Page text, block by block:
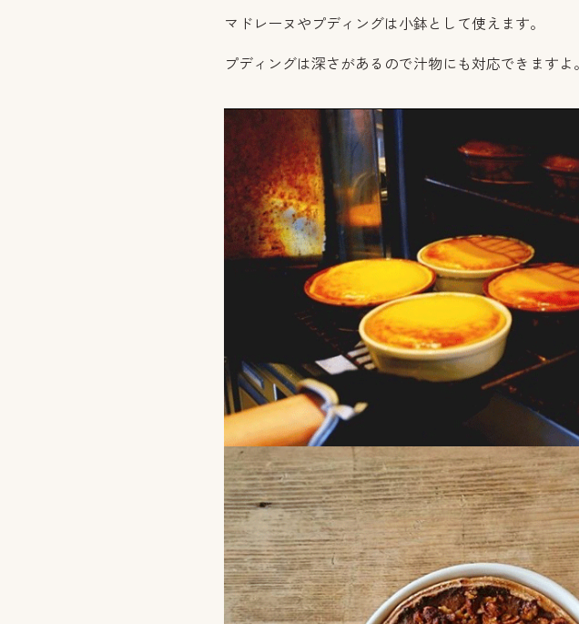
マドレーヌやプディングは小鉢として使えます。
プディングは深さがあるので汁物にも対応できますよ